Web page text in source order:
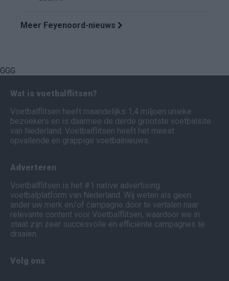
Meer Feyenoord-nieuws
GGG
Wat is voetbalflitsen?
Voetbalflitsen heeft maandelijks 1,4 miljoen unieke
bezoekers en is daarmee de derde grootste voetbalsite
van Nederland. Voetbalflitsen heeft het meest
opvallende en grappige voetbalnieuws.
Adverteren
Voetbalflitsen is het #1 native advertising
voetbalplatform van Nederland. Wij weten als geen
ander uw merk en/of campagne door te vertalen naar
relevante content voor Voetbalflitsen, waardoor we in
staat zijn zeer succesvolle en efficiënte campagnes te
draaien.
Volg ons